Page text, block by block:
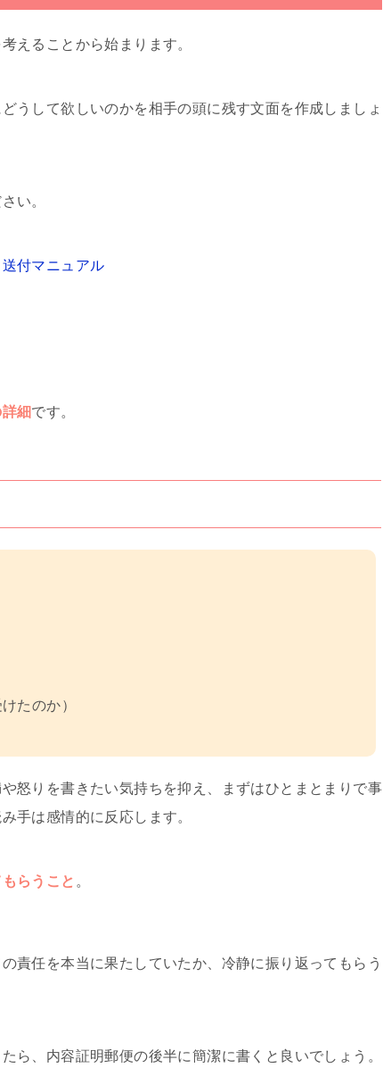
考えることから始まります。
うして欲しいのかを相手の頭に残す文面を作成しましょ
い。
付マニュアル
細です。
たのか）
怒りを書きたい気持ちを抑え、まずはひとまとまりで事
手は感情的に反応します。
らうこと 。
責任を本当に果たしていたか、冷静に振り返ってもらう
ら、内容証明郵便の後半に簡潔に書くと良いでしょう。